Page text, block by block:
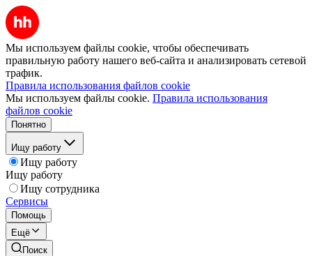
Мы используем файлы cookie, чтобы обеспечивать
правильную работу нашего веб-сайта и анализировать сетевой
трафик.
Правила использования файлов cookie
Мы используем файлы cookie. Правила использования
файлов cookie
Понятно
Ищу работу
Ищу работу
Ищу работу
Ищу сотрудника
Сервисы
Помощь
Ещё
Поиск